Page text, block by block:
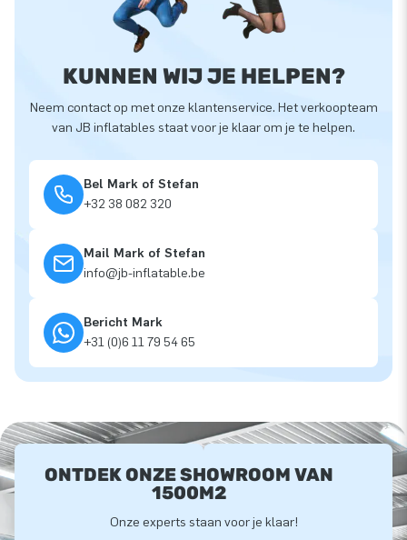
KUNNEN WIJ JE HELPEN?
Neem contact op met onze klantenservice. Het verkoopteam
van JB inflatables staat voor je klaar om je te helpen.
Bel Mark of Stefan
+32 38 082 320
Mail Mark of Stefan
info@jb-inflatable.be
Bericht Mark
+31 (0)6 11 79 54 65
ONTDEK ONZE SHOWROOM VAN
1500M2
Onze experts staan voor je klaar!